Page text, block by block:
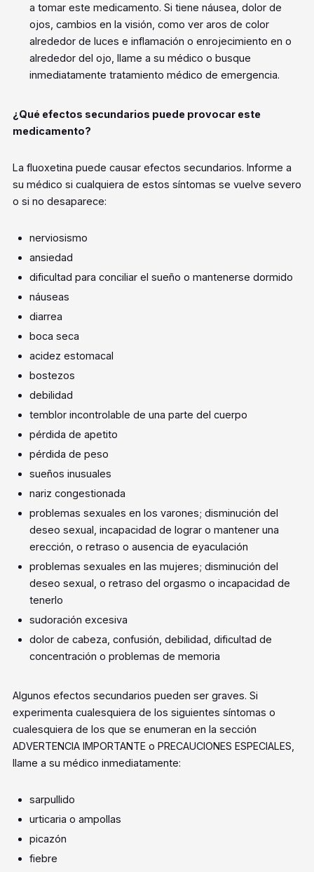
a tomar este medicamento. Si tiene náusea, dolor de
ojos, cambios en la visión, como ver aros de color
alrededor de luces e inflamación o enrojecimiento en o
alrededor del ojo, llame a su médico o busque
inmediatamente tratamiento médico de emergencia.
¿Qué efectos secundarios puede provocar este
medicamento?
La fluoxetina puede causar efectos secundarios. Informe a
su médico si cualquiera de estos síntomas se vuelve severo
o si no desaparece:
nerviosismo
ansiedad
dificultad para conciliar el sueño o mantenerse dormido
náuseas
diarrea
boca seca
acidez estomacal
bostezos
debilidad
temblor incontrolable de una parte del cuerpo
pérdida de apetito
pérdida de peso
sueños inusuales
nariz congestionada
problemas sexuales en los varones; disminución del
deseo sexual, incapacidad de lograr o mantener una
erección, o retraso o ausencia de eyaculación
problemas sexuales en las mujeres; disminución del
deseo sexual, o retraso del orgasmo o incapacidad de
tenerlo
sudoración excesiva
dolor de cabeza, confusión, debilidad, dificultad de
concentración o problemas de memoria
Algunos efectos secundarios pueden ser graves. Si
experimenta cualesquiera de los siguientes síntomas o
cualesquiera de los que se enumeran en la sección
ADVERTENCIA IMPORTANTE o PRECAUCIONES ESPECIALES,
llame a su médico inmediatamente:
sarpullido
urticaria o ampollas
picazón
fiebre